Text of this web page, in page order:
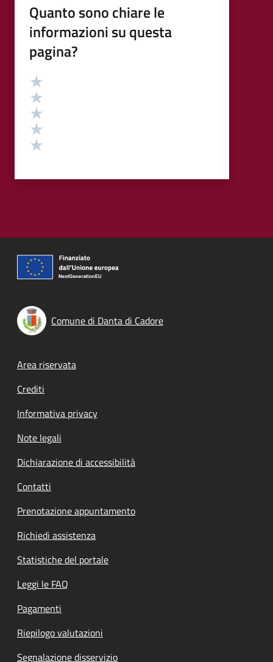
Quanto sono chiare le
informazioni su questa
pagina?
Valutazione
Comune di Danta di Cadore
Footer menu
Area riservata
Crediti
Informativa privacy
Note legali
Dichiarazione di accessibilità
Contatti
Prenotazione appuntamento
Richiedi assistenza
Statistiche del portale
Leggi le FAQ
Pagamenti
Riepilogo valutazioni
Segnalazione disservizio